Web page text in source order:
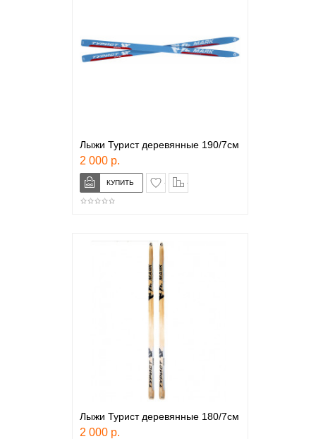
Лыжи Турист деревянные 190/7см
2 000 р.
в закладки
Лыжи Турист деревянные 180/7см
2 000 р.